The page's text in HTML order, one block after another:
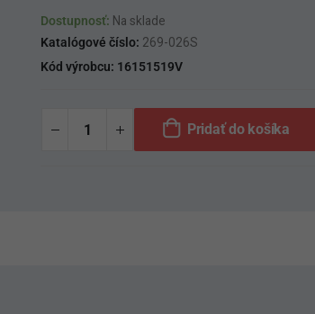
Dostupnosť: Na sklade
Katalógové číslo: 269-026S
Kód výrobcu: 16151519V
Pridať do košíka